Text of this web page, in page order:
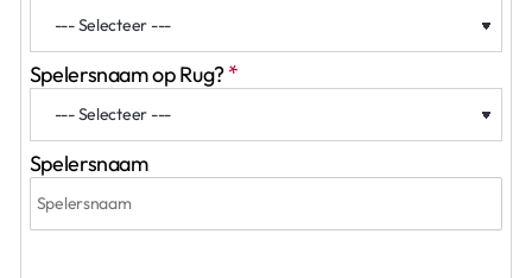
Spelersnaam op Rug?
Spelersnaam